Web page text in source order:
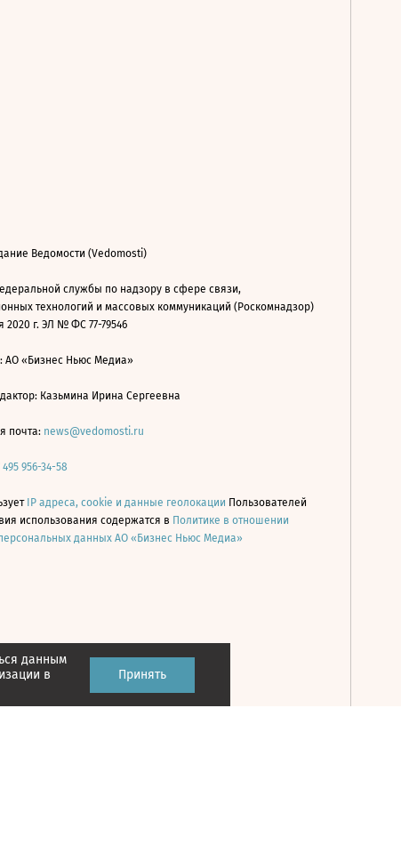
данным
в
Принять
Ведомости (Vedomosti)
службы по надзору в сфере связи,
технологий и массовых коммуникаций (Роскомнадзор)
2020 г. ЭЛ № ФС 77-79546
АО «Бизнес Ньюс Медиа»
Казьмина Ирина Сергеевна
почта: news@vedomosti.ru
495 956-34-58
IP адреса, cookie и данные геолокации Пользователей
использования содержатся в Политике в отношении
данных АО «Бизнес Ньюс Медиа»